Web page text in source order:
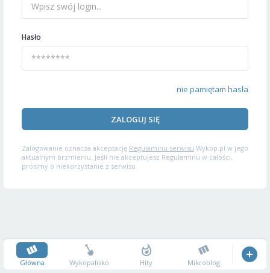
Hasło
nie pamiętam hasła
ZALOGUJ SIĘ
Zalogowanie oznacza akceptację Regulaminu serwisu Wykop.pl w jego
aktualnym brzmieniu. Jeśli nie akceptujesz Regulaminu w całości,
prosimy o niekorzystanie z serwisu.
Główna Wykopalisko Hity Mikroblog